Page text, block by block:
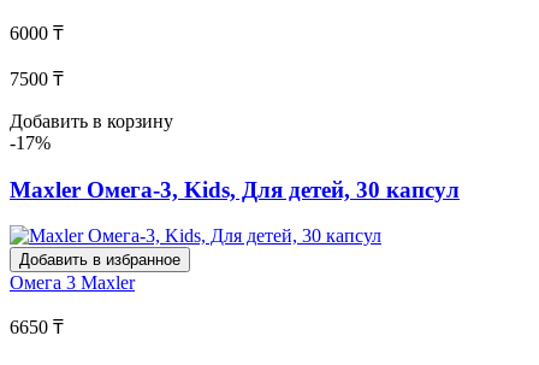
6000 ₸
7500 ₸
Добавить в корзину
-17%
Maxler Омега-3, Kids, Для детей, 30 капсул
Добавить в избранное
Омега 3 Maxler
6650 ₸